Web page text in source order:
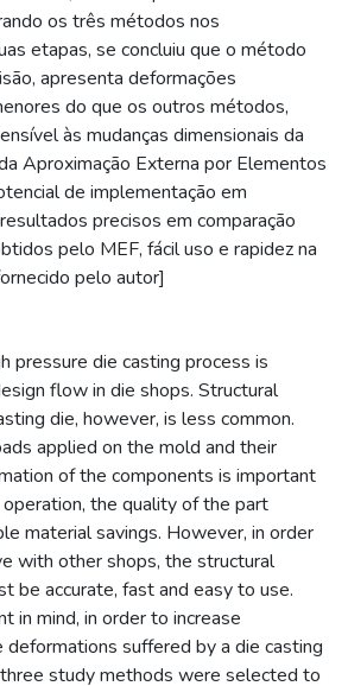
os três métodos nos
etapas, se concluiu que o método
apresenta deformações
do que os outros métodos,
às mudanças dimensionais da
Aproximação Externa por Elementos
de implementação em
precisos em comparação
pelo MEF, fácil uso e rapidez na
pelo autor]
pressure die casting process is
flow in die shops. Structural
die, however, is less common.
applied on the mold and their
of the components is important
the quality of the part
material savings. However, in order
with other shops, the structural
be accurate, fast and easy to use.
in mind, in order to increase
suffered by a die casting
study methods were selected to